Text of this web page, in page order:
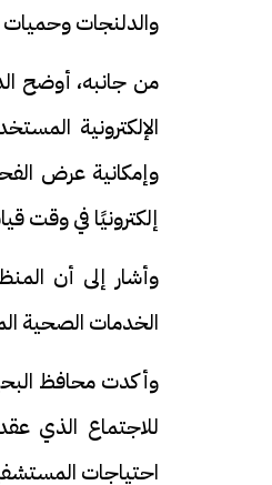
والدلنجات وحميات
من جانبه، أوضح
الإلكترونية
وإمكانية عرض
إلكترونيًا في وقت
وأشار إلى أن
الخدمات الصحية
وأكدت محافظ
للاجتماع الذي
احتياجات